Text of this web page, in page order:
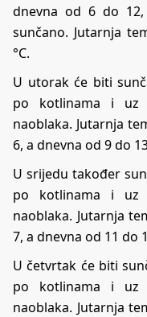
dnevna od 6 do
sunčano. Jutarnja
°C.
U utorak će biti
po kotlinama i uz
naoblaka. Jutarnja
6, a dnevna od 9 do
U srijedu također
po kotlinama i uz
naoblaka. Jutarnja
7, a dnevna od 11 do
U četvrtak će biti
po kotlinama i uz
naoblaka. Jutarnja